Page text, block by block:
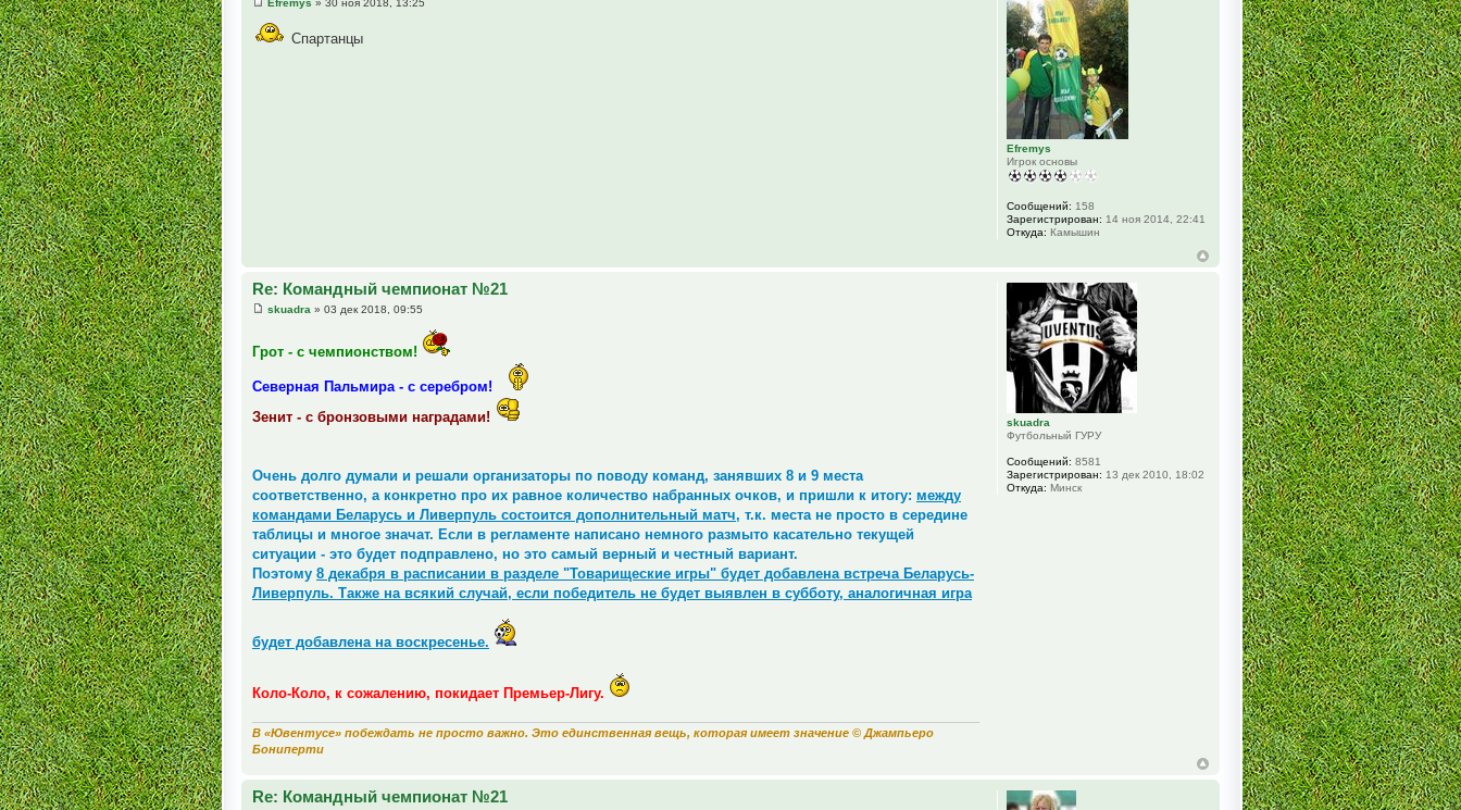
Efremys » 30 ноя 2018, 13:25
Спартанцы
Efremys
Игрок основы
Сообщений: 158
Зарегистрирован: 14 ноя 2014, 22:41
Откуда: Камышин
Re: Командный чемпионат №21
skuadra » 03 дек 2018, 09:55
Грот - с чемпионством!
Северная Пальмира - с серебром!
Зенит - с бронзовыми наградами!
Очень долго думали и решали организаторы по поводу команд, занявших 8 и 9 места
соответственно, а конкретно про их равное количество набранных очков, и пришли к итогу: между
командами Беларусь и Ливерпуль состоится дополнительный матч, т.к. места не просто в середине
таблицы и многое значат. Если в регламенте написано немного размыто касательно текущей
ситуации - это будет подправлено, но это самый верный и честный вариант.
Поэтому 8 декабря в расписании в разделе "Товарищеские игры" будет добавлена встреча Беларусь-
Ливерпуль. Также на всякий случай, если победитель не будет выявлен в субботу, аналогичная игра
будет добавлена на воскресенье.
Коло-Коло, к сожалению, покидает Премьер-Лигу.
В «Ювентусе» побеждать не просто важно. Это единственная вещь, которая имеет значение © Джампьеро
Бониперти
skuadra
Футбольный ГУРУ
Сообщений: 8581
Зарегистрирован: 13 дек 2010, 18:02
Откуда: Минск
Re: Командный чемпионат №21